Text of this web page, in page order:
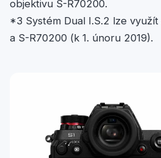
objektivu S-R70200.
*3 Systém Dual I.S.2 lze
a S-R70200 (k 1. únoru 2019).